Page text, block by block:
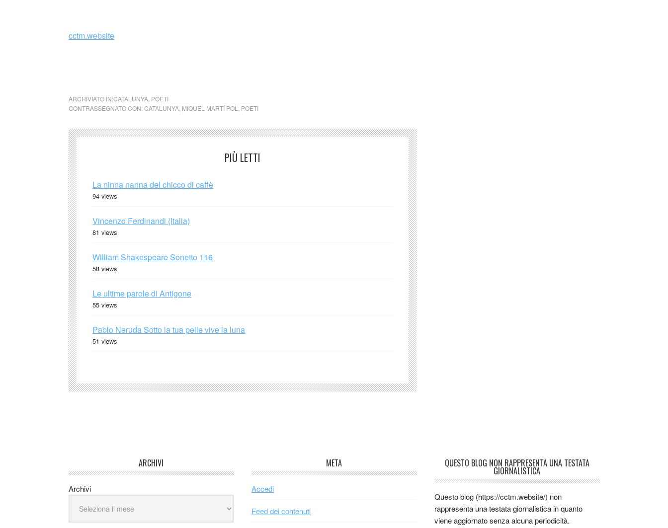
cctm.website
ARCHIVIATO IN:CATALUNYA POETI
CONTRASSEGNATO CON:CATALUNYA MIQUEL MARTÍ POL POETI
PIÙ LETTI
La ninna nanna del chicco di caffè
94 views
Vincenzo Ferdinandi (Italia)
81 views
William Shakespeare Sonetto 116
58 views
Le ultime parole di Antigone
55 views
Pablo Neruda Sotto la tua pelle vive la luna
51 views
ARCHIVI
Archivi
META
Accedi
Feed dei contenuti
QUESTO BLOG NON RAPPRESENTA UNA TESTATA
GIORNALISTICA
Questo blog (https://cctm.website/) non
rappresenta una testata giornalistica in quanto
viene aggiornato senza alcuna periodicità.